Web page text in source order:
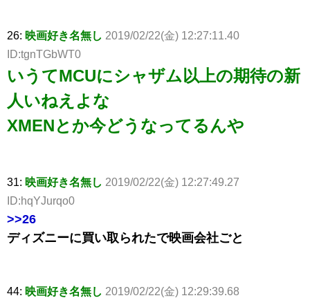
26: 映画好き名無し 2019/02/22(金) 12:27:11.40
ID:tgnTGbWT0
いうてMCUにシャザム以上の期待の新
人いねえよな
XMENとか今どうなってるんや
31: 映画好き名無し 2019/02/22(金) 12:27:49.27
ID:hqYJurqo0
>>26
ディズニーに買い取られたで映画会社ごと
44: 映画好き名無し 2019/02/22(金) 12:29:39.68